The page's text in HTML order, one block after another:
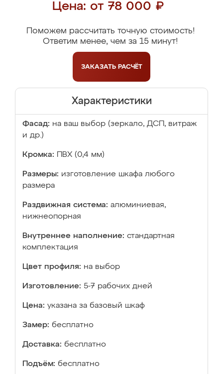
Цена: от 78 000 ₽
Поможем рассчитать точную стоимость!
Ответим менее, чем за 15 минут!
ЗАКАЗАТЬ РАСЧЁТ
Характеристики
Фасад: на ваш выбор (зеркало, ДСП, витраж
и др.)
Кромка: ПВХ (0,4 мм)
Размеры: изготовление шкафа любого
размера
Раздвижная система: алюминиевая,
нижнеопорная
Внутреннее наполнение: стандартная
комплектация
Цвет профиля: на выбор
Изготовление: 5-7 рабочих дней
Цена: указана за базовый шкаф
Замер: бесплатно
Доставка: бесплатно
Подъём: бесплатно